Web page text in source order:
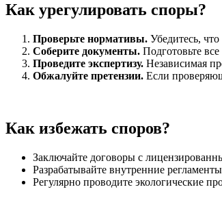
Как урегулировать споры?
Проверьте нормативы. Убедитесь,
Соберите документы. Подготовьте
Проведите экспертизу. Независимая
Обжалуйте претензии. Если
Как избежать споров?
Заключайте договоры с
Разрабатывайте внутренние
Регулярно проводите экологические